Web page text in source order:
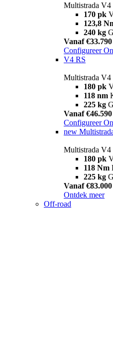
Multistrada V4
170 pk
123,8
240 kg
Vanaf €33.790
Configureer
V4 RS
Multistrada V4
180 pk
118 nm
225 kg
Vanaf €46.590
Configureer
new
Multistrada V4
180 pk
118 Nm
225 kg
Vanaf €83.000
Ontdek meer
Off-road